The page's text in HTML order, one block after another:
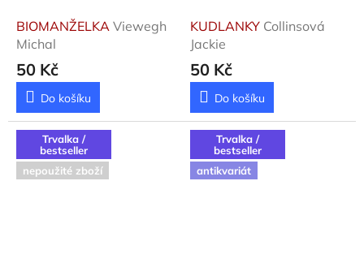
h
é
k
BIOMANŽELKA Viewegh
Michal
50 Kč
Do košíku
KUDLANKY Collinsová
Jackie
50 Kč
Do košíku
Trvalka /
bestseller
nepoužité zboží
Trvalka /
bestseller
antikvariát